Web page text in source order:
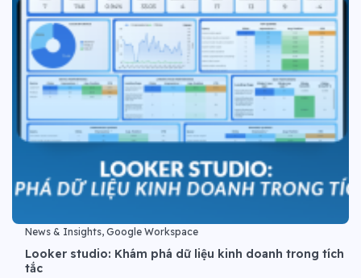
News & Insights, Google Workspace
Looker studio: Khám phá dữ liệu kinh doanh trong tích
tắc